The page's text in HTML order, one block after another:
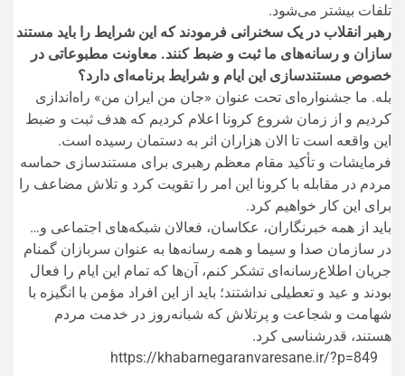
تلفات بیشتر می‌شود.
رهبر انقلاب در یک سخنرانی فرمودند که این شرایط را باید مستند
سازان و رسانه‌های ما ثبت و ضبط کنند. معاونت مطبوعاتی در
خصوص مستند‌سازی این ایام و شرایط برنامه‌ای دارد؟
بله. ما جشنواره‌ای تحت عنوان «جان من ایران من» راه‌اندازی
کردیم و از زمان شروع کرونا اعلام کردیم که هدف ثبت و ضبط
این واقعه است تا الان هزاران اثر به دستمان رسیده است.
فرمایشات و تأکید مقام معظم رهبری برای مستند‌سازی حماسه
مردم در مقابله با کرونا این امر را تقویت کرد و تلاش مضاعف را
برای این کار خواهیم کرد.
باید از همه خبرنگاران، عکاسان، فعالان شبکه‌های اجتماعی و…
در سازمان صدا و سیما و همه رسانه‌ها به عنوان سربازان گمنام
جریان اطلاع‌رسانه‌ای تشکر کنم، آن‌ها که تمام این ایام را فعال
بودند و عید و تعطیلی نداشتند؛ باید از این افراد مؤمن با انگیزه با
شهامت و شجاعت و پرتلاش که شبانه‌روز در خدمت مردم
هستند، قدرشناسی کرد.
https://khabarnegaranvaresane.ir/?p=849